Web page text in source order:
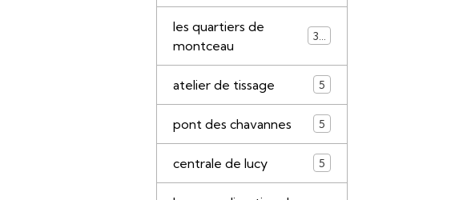
les quartiers de
montceau
34
atelier de tissage 5
pont des chavannes 5
centrale de lucy 5